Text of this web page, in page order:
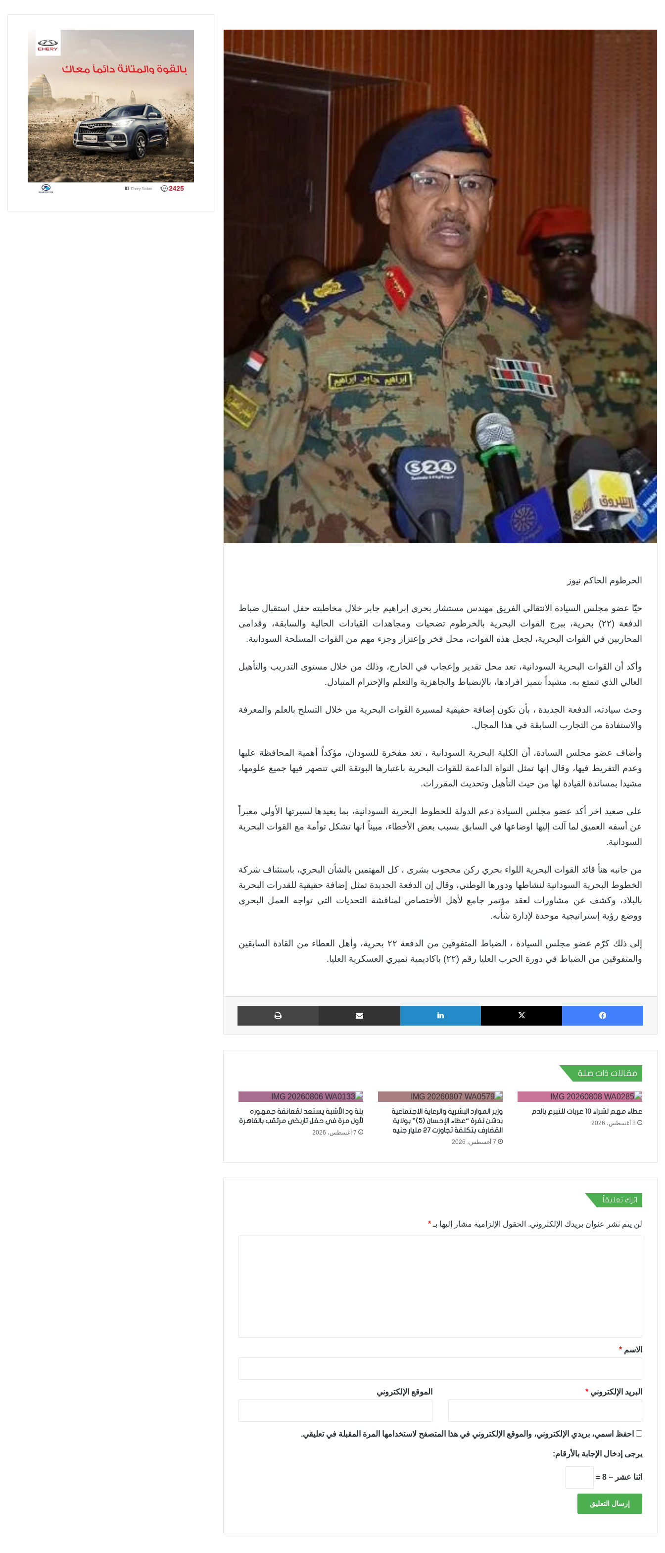
الخرطوم الحاكم نيوز
حيّا عضو مجلس السيادة الانتقالي الفريق مهندس مستشار بحري إبراهيم جابر خلال مخاطبته حفل استقبال ضباط
الدفعة (٢٢) بحرية، ببرج القوات البحرية بالخرطوم تضحيات ومجاهدات القيادات الحالية والسابقة، وقدامى
المحاربين في القوات البحرية، لجعل هذه القوات، محل فخر وإعتزاز وجزء مهم من القوات المسلحة السودانية.
وأكد أن القوات البحرية السودانية، تعد محل تقدير وإعجاب في الخارج، وذلك من خلال مستوى التدريب والتأهيل
العالي الذي تتمتع به. مشيداً بتميز افرادها، بالإنضباط والجاهزية والتعلم والإحترام المتبادل.
وحث سيادته، الدفعة الجديدة ، بأن تكون إضافة حقيقية لمسيرة القوات البحرية من خلال التسلح بالعلم والمعرفة
والاستفادة من التجارب السابقة في هذا المجال.
وأضاف عضو مجلس السيادة، أن الكلية البحرية السودانية ، تعد مفخرة للسودان، مؤكداً أهمية المحافظة عليها
وعدم التفريط فيها، وقال إنها تمثل النواة الداعمة للقوات البحرية باعتبارها البوتقة التي تنصهر فيها جميع علومها،
مشيدا بمساندة القيادة لها من حيث التأهيل وتحديث المقررات.
على صعيد اخر أكد عضو مجلس السيادة دعم الدولة للخطوط البحرية السودانية، بما يعيدها لسيرتها الأولي معبراً
عن أسفه العميق لما آلت إليها اوضاعها في السابق بسبب بعض الأخطاء، مبيناً انها تشكل توأمة مع القوات البحرية
السودانية.
من جانبه هنأ قائد القوات البحرية اللواء بحري ركن محجوب بشرى ، كل المهتمين بالشأن البحري، باستئناف شركة
الخطوط البحرية السودانية لنشاطها ودورها الوطني، وقال إن الدفعة الجديدة تمثل إضافة حقيقية للقدرات البحرية
بالبلاد، وكشف عن مشاورات لعقد مؤتمر جامع لأهل الأختصاص لمناقشة التحديات التي تواجه العمل البحري
ووضع رؤية إستراتيجية موحدة لإدارة شأنه.
إلى ذلك كرّم عضو مجلس السيادة ، الضباط المتفوقين من الدفعة ٢٢ بحرية، وأهل العطاء من القادة السابقين
والمتفوقين من الضباط في دورة الحرب العليا رقم (٢٢) باكاديمية نميري العسكرية العليا.
فيسبوك X لينكدإن مشاركة عبر البريد طباعة
مقالات ذات صلة
عطاء مهم لشراء 10 عربات للتبرع بالدم
8 أغسطس، 2026
وزير الموارد البشرية والرعاية الاجتماعية
يدشن نفرة “عطاء الإحسان (5)” بولاية
القضارف بتكلفة تجاوزت 27 مليار جنيه
7 أغسطس، 2026
بلة ود الأشبة يستعد لمُعانقة جمهوره
لأول مرة في حفل تاريخي مرتقب بالقاهرة
7 أغسطس، 2026
اترك تعليقاً
لن يتم نشر عنوان بريدك الإلكتروني. الحقول الإلزامية مشار إليها بـ *
*الاسم *
البريد الإلكتروني * الموقع الإلكتروني
احفظ اسمي، بريدي الإلكتروني، والموقع الإلكتروني في هذا المتصفح لاستخدامها المرة المقبلة في تعليقي.
يرجى إدخال الإجابة بالأرقام:
اثنا عشر − 8 =